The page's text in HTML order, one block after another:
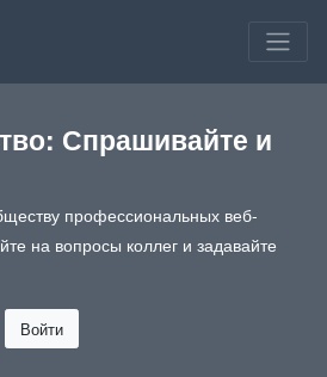
Спрашивайте и
профессиональных веб-
на вопросы коллег и задавайте
Войти